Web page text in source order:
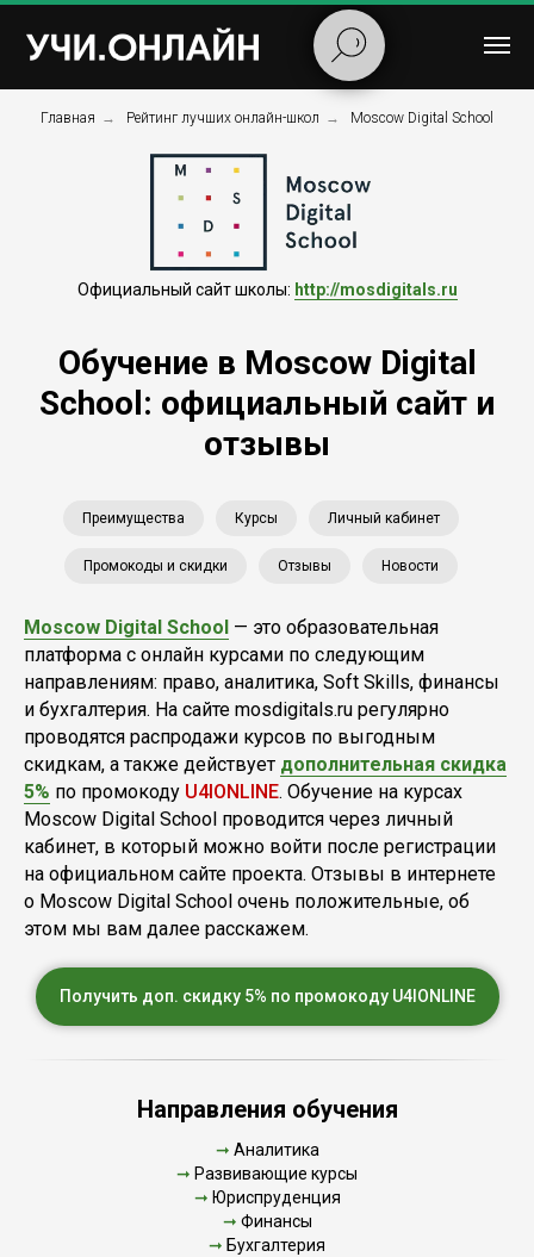
Главная → Рейтинг лучших онлайн-школ → Moscow Digital School
Официальный сайт школы: http://mosdigitals.ru
Обучение в Moscow Digital
School: официальный сайт и
отзывы
Преимущества Курсы Личный кабинет
Промокоды и скидки Отзывы Новости
Moscow Digital School — это образовательная
платформа с онлайн курсами по следующим
направлениям: право, аналитика, Soft Skills, финансы
и бухгалтерия. На сайте mosdigitals.ru регулярно
проводятся распродажи курсов по выгодным
скидкам, а также действует дополнительная скидка
5% по промокоду U4IONLINE. Обучение на курсах
Moscow Digital School проводится через личный
кабинет, в который можно войти после регистрации
на официальном сайте проекта. Отзывы в интернете
о Moscow Digital School очень положительные, об
этом мы вам далее расскажем.
Получить доп. скидку 5% по промокоду U4IONLINE
Направления обучения
➞ Аналитика
➞ Развивающие курсы
➞ Юриспруденция
➞ Финансы
➞ Бухгалтерия